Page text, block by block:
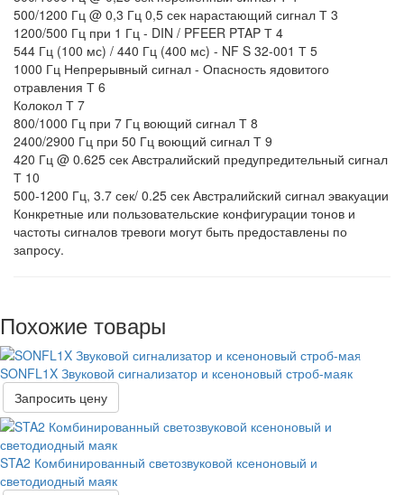
500/1200 Гц @ 0,3 Гц 0,5 сек нарастающий сигнал Т 3
1200/500 Гц при 1 Гц - DIN / PFEER PTAP Т 4
544 Гц (100 мс) / 440 Гц (400 мс) - NF S 32-001 Т 5
1000 Гц Непрерывный сигнал - Опасность ядовитого
отравления Т 6
Колокол Т 7
800/1000 Гц при 7 Гц воющий сигнал Т 8
2400/2900 Гц при 50 Гц воющий сигнал Т 9
420 Гц @ 0.625 сек Австралийский предупредительный сигнал
Т 10
500-1200 Гц, 3.7 сек/ 0.25 сек Австралийский сигнал эвакуации
Конкретные или пользовательские конфигурации тонов и
частоты сигналов тревоги могут быть предоставлены по
запросу.
Похожие товары
SONFL1X Звуковой сигнализатор и ксеноновый строб-маяк
Запросить цену
STA2 Комбинированный светозвуковой ксеноновый и
светодиодный маяк